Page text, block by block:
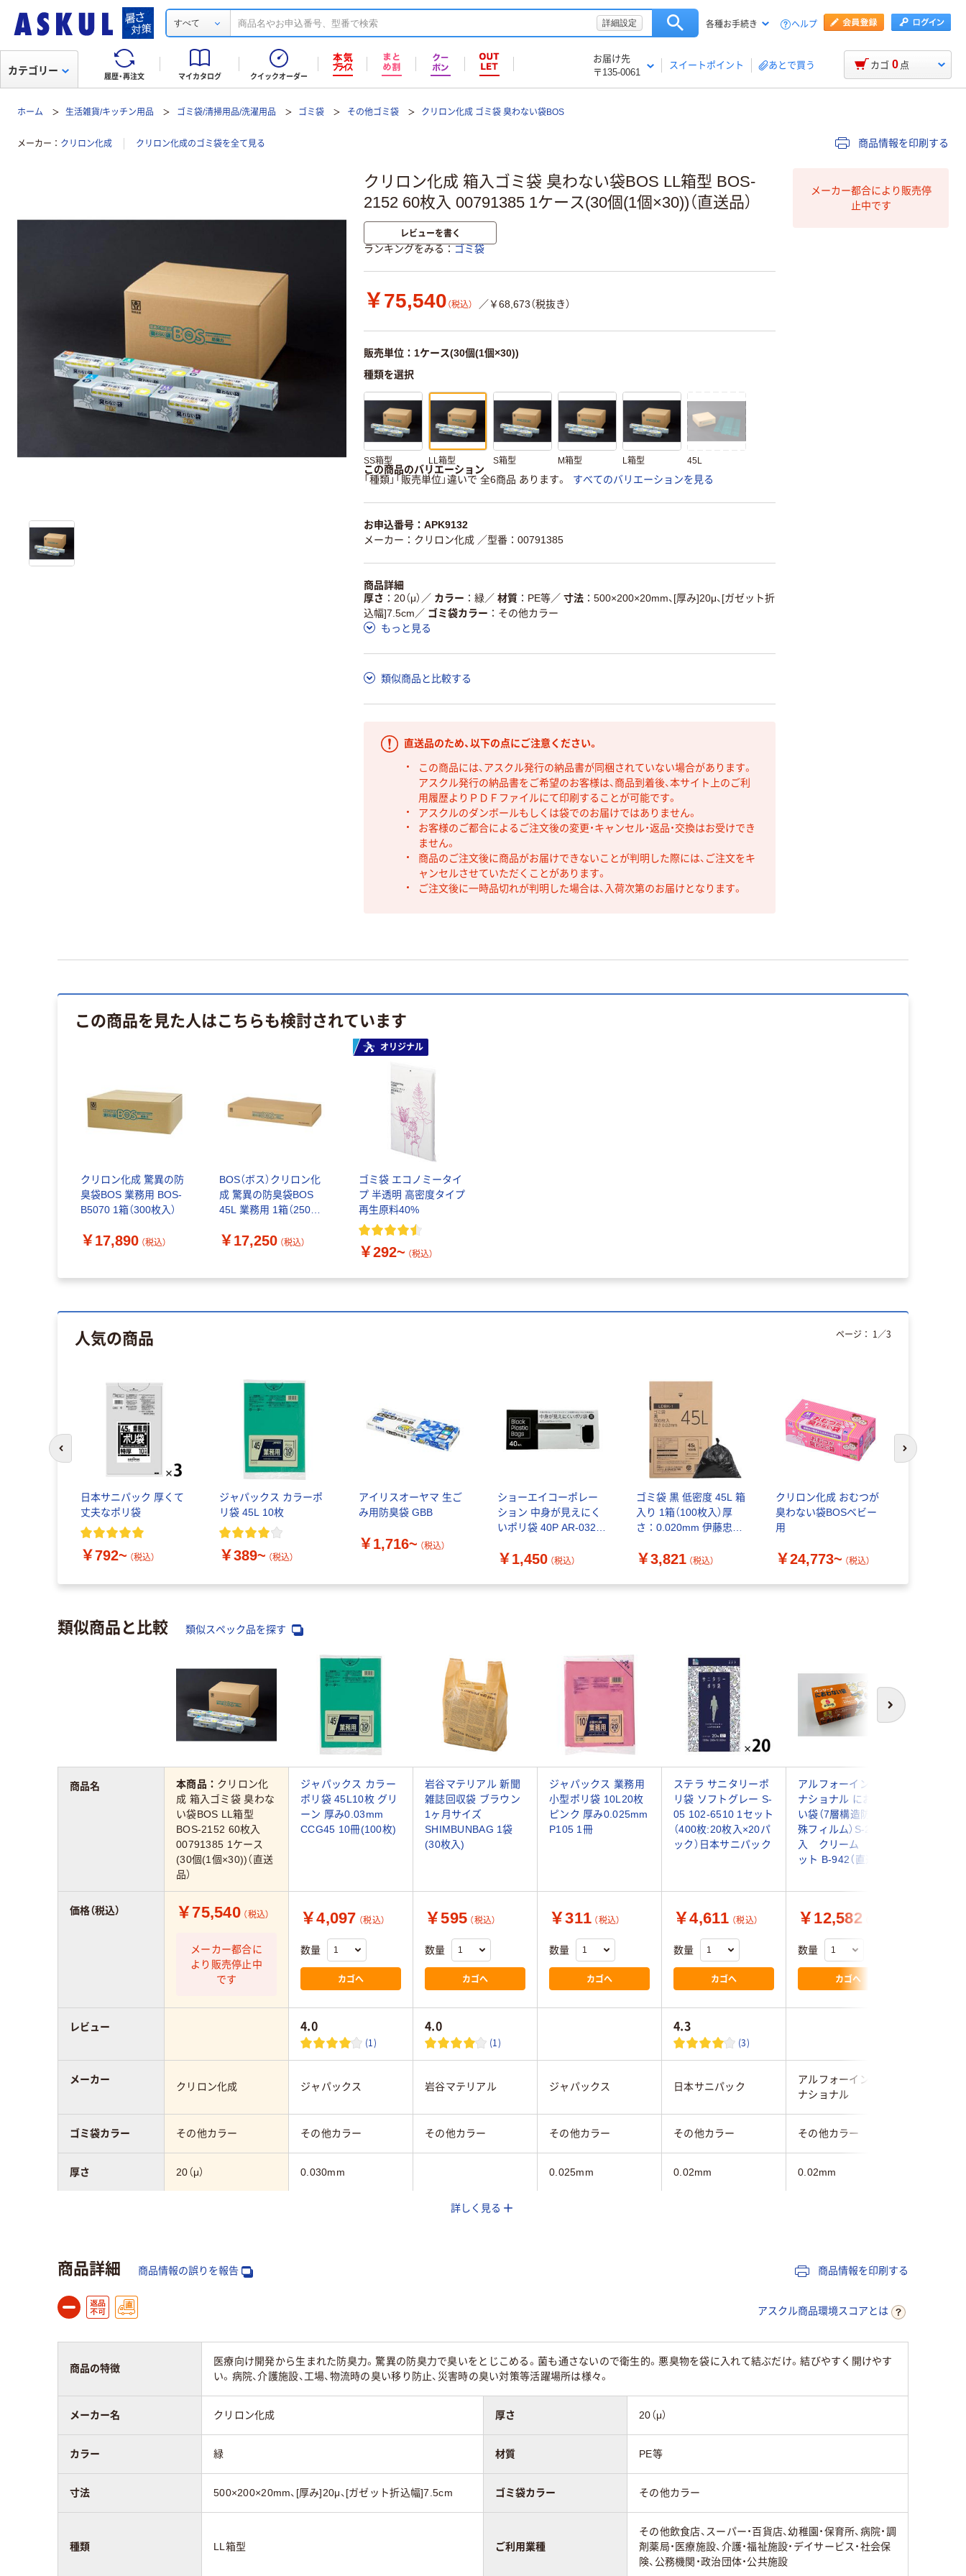
すべて 詳細設定 各種お手続き ヘルプ
履歴・再注文 マイカタログ クイックオーダー
お届け先
〒135-0061
スイートポイント あとで買う
カテゴリー カゴ 0 点
ホーム 生活雑貨/キッチン用品 ゴミ袋/清掃用品/洗濯用品 ゴミ袋 その他ゴミ袋 クリロン化成 ゴミ袋 臭わない袋BOS
メーカー クリロン化成 クリロン化成のゴミ袋を全て見る 商品情報を印刷する
クリロン化成 箱入ゴミ袋 臭わない袋BOS LL箱型 BOS-
2152 60枚入 00791385 1ケース(30個(1個×30))（直送品）
レビューを書く
ランキングをみる ゴミ袋
￥75,540 （税込） ／￥68,673（税抜き）
販売単位：1ケース(30個(1個×30))
種類を選択
SS箱型 LL箱型 S箱型 M箱型 L箱型 45L
この商品のバリエーション
「種類」「販売単位」違いで 全6商品 あります。
すべてのバリエーションを見る
お申込番号：APK9132
メーカー：クリロン化成 ／型番：00791385
商品詳細
厚さ
20（μ） ／ カラー 緑／ 材質 PE等／ 寸法
500×200×20mm、[厚み]20μ、[ガゼット折
込幅]7.5cm ／ ゴミ袋カラー
その他カラー
もっと見る
類似商品と比較する
直送品のため、以下の点にご注意ください。
この商品には、アスクル発行の納品書が同梱されていない場合があります。
アスクル発行の納品書をご希望のお客様は、商品到着後、本サイト上のご利
用履歴よりＰＤＦファイルにて印刷することが可能です。
アスクルのダンボールもしくは袋でのお届けではありません。
お客様のご都合によるご注文後の変更・キャンセル・返品・交換はお受けでき
ません。
商品のご注文後に商品がお届けできないことが判明した際には、ご注文をキ
ャンセルさせていただくことがあります。
ご注文後に一時品切れが判明した場合は、入荷次第のお届けとなります。
メーカー都合により販売停
止中です
この商品を見た人はこちらも検討されています
クリロン化成 驚異の防
臭袋BOS 業務用 BOS-
B5070 1箱（300枚入）
￥17,890 （税込）
BOS（ボス）クリロン化
成 驚異の防臭袋BOS
45L 業務用 1箱（250枚
￥17,250 （税込）
オリジナル
ゴミ袋 エコノミータイ
プ 半透明 高密度タイプ
再生原料40%
￥292~ （税込）
人気の商品
日本サニパック 厚くて
丈夫なポリ袋
￥792~ （税込）
ジャパックス カラーポ
リ袋 45L 10枚
￥389~ （税込）
アイリスオーヤマ 生ご
み用防臭袋 GBB
￥1,716~ （税込）
ショーエイコーポレー
ション 中身が見えにく
いポリ袋 40P AR-0323
合計400枚)（直送品）
￥1,450 （税込）
ゴミ袋 黒 低密度 45L 箱
入り 1箱（100枚入）厚
さ：0.020mm 伊藤忠リ
￥3,821 （税込）
クリロン化成 おむつが
臭わない袋BOSベビー
用
￥24,773~ （税込）
ページ： 1 ／3
前のスライドへ 次のスライド
類似商品と比較 類似スペック品を探す
次へ
本商品： クリロン化
成 箱入ゴミ袋 臭わな
い袋BOS LL箱型
BOS-2152 60枚入
00791385 1ケース
(30個(1個×30))（直送
品）
ジャパックス カラー
ポリ袋 45L10枚 グリ
ーン 厚み0.03mm
CCG45 10冊(100枚)
岩谷マテリアル 新聞
雑誌回収袋 ブラウン
1ヶ月サイズ
SHIMBUNBAG 1袋
(30枚入)
ジャパックス 業務用
小型ポリ袋 10L20枚
ピンク 厚み0.025mm
P105 1冊
ステラ サニタリーポ
リ袋 ソフトグレー S-
05 102-6510 1セット
（400枚:20枚入×20パ
ック）日本サニパック
アルフォーインター
ナショナル におわな
い袋（7層構造防臭特
殊フィルム）S-200枚
入 クリーム 5個セ
ット B-942（直送品）
￥75,540 （税込）
メーカー都合に
より販売停止中
です
￥4,097 （税込）
数量
カゴへ
￥595 （税込）
数量
カゴへ
￥311 （税込）
数量
カゴへ
￥4,611 （税込）
数量
カゴへ
￥12,582
数量
カゴへ
4.0
(1)
4.0
(1)
4.3
(3)
クリロン化成 ジャパックス 岩谷マテリアル ジャパックス 日本サニパック
アルフォーインター
ナショナル
その他カラー その他カラー その他カラー その他カラー その他カラー その他カラー
20（μ） 0.030mm 0.025mm 0.02mm 0.02mm
ブラウン系
商品名
価格（税込）
レビュー
メーカー
ゴミ袋カラー
厚さ
スコア
詳しく見る
商品詳細 商品情報の誤りを報告 商品情報を印刷する
アスクル商品環境スコアとは
商品の特徴
医療向け開発から生まれた防臭力。驚異の防臭力で臭いをとじこめる。菌も通さないので衛生的。悪臭物を袋に入れて結ぶだけ。結びやすく開けやす
い。病院、介護施設、工場、物流時の臭い移り防止、災害時の臭い対策等活躍場所は様々。
メーカー名 クリロン化成 厚さ 20（μ）
カラー 緑 材質 PE等
寸法 500×200×20mm、[厚み]20μ、[ガゼット折込幅]7.5cm ゴミ袋カラー その他カラー
種類 LL箱型 ご利用業種
その他飲食店、スーパー・百貨店、幼稚園・保育所、病院・調
剤薬局・医療施設、介護・福祉施設・デイサービス・社会保
険、公務機関・政治団体・公共施設